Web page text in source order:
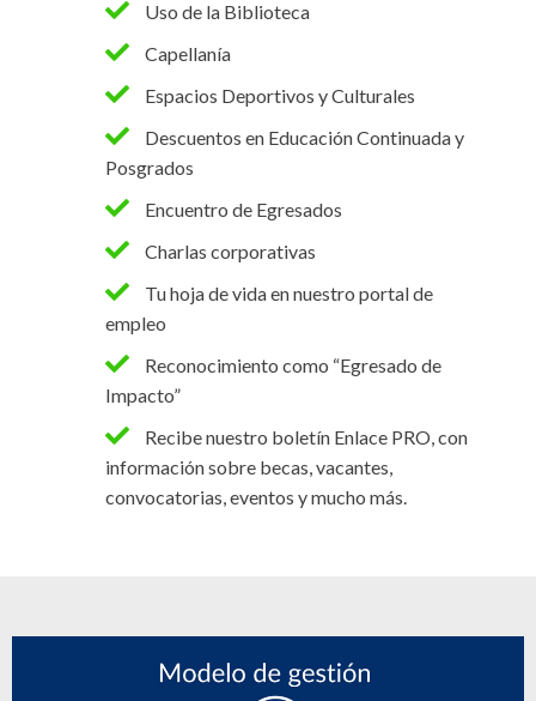
Uso de la Biblioteca
Capellanía
Espacios Deportivos y Culturales
Descuentos en Educación Continuada y
Posgrados
Encuentro de Egresados
Charlas corporativas
Tu hoja de vida en nuestro portal de
empleo
Reconocimiento como “Egresado de
Impacto”
Recibe nuestro boletín Enlace PRO, con
información sobre becas, vacantes,
convocatorias, eventos y mucho más.